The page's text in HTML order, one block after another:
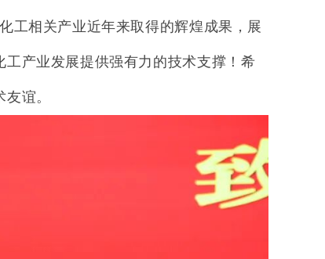
工相关产业近年来取得的辉煌成果，展
产业发展提供强有力的技术支撑！希
谊。